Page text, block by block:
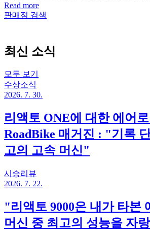
Read more
판매점 검색
최신 소식
모두 보기
수상소식
2026. 7. 30.
리액토 ONE에 대한 에어
RoadBike 매거진 : "기록
고의 고속 머신"
시승리뷰
2026. 7. 22.
"리액토 9000은 내가 타본
머신 중 최고의 성능을 자